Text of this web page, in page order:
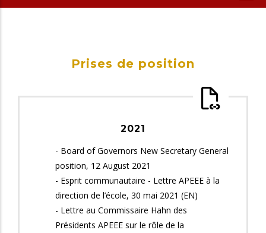
Prises de position
2021
- Board of Governors New Secretary General
position, 12 August 2021
- Esprit communautaire - Lettre APEEE à la
direction de l’école, 30 mai 2021 (EN)
- Lettre au Commissaire Hahn des
Présidents APEEE sur le rôle de la